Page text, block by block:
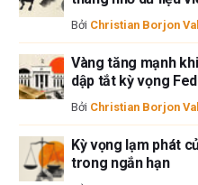
Tác giả và FXStreet không phải là
có nội dung nào trong bài viết
Bởi Christian Borjon
Vàng tăng mạnh
dập tắt kỳ vọng
Bởi Christian Borjon
Kỳ vọng lạm phát
trong ngắn hạn